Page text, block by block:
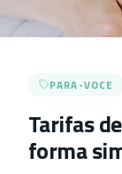
PARA-VOCE
Tarifas
forma